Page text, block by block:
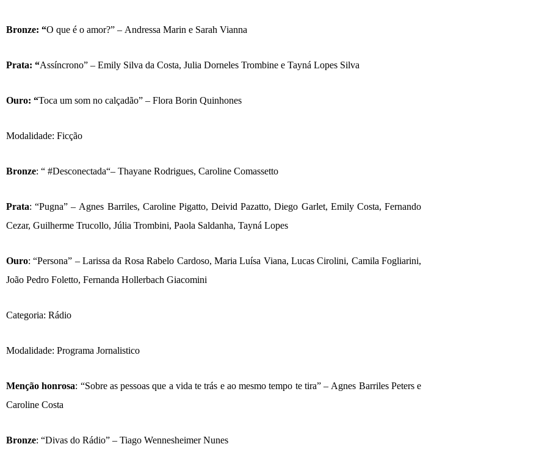
Bronze: “O que é o amor?” – Andressa Marin e Sarah Vianna
Prata: “Assíncrono” – Emily Silva da Costa, Julia Dorneles Trombine e Tayná Lopes Silva
Ouro: “Toca um som no calçadão” – Flora Borin Quinhones
Modalidade: Ficção
Bronze: “ #Desconectada“– Thayane Rodrigues, Caroline Comassetto
Prata: “Pugna”– Agnes Barriles, Caroline Pigatto, Deivid Pazatto, Diego Garlet, Emily Costa, Fernando
Cezar, Guilherme Trucollo, Júlia Trombini, Paola Saldanha, Tayná Lopes
Ouro: “Persona” –Larissa da Rosa Rabelo Cardoso, Maria Luísa Viana, Lucas Cirolini, Camila Fogliarini,
João Pedro Foletto, Fernanda Hollerbach Giacomini
Categoria: Rádio
Modalidade: Programa Jornalistico
Menção honrosa: “Sobre as pessoas que a vida te trás e ao mesmo tempo te tira” – Agnes Barriles Peters e
Caroline Costa
Bronze: “Divas do Rádio” – Tiago Wennesheimer Nunes